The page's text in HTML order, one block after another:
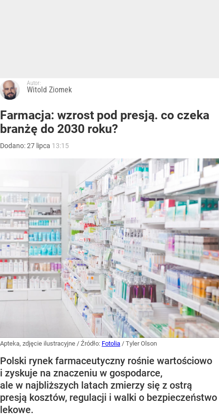
Autor:
Witold Ziomek
Farmacja: wzrost pod presją. co czeka
branżę do 2030 roku?
Dodano:27 lipca 13:15
Apteka, zdjęcie ilustracyjne / Źródło: Fotolia / Tyler Olson
Polski rynek farmaceutyczny rośnie wartościowo
i zyskuje na znaczeniu w gospodarce,
ale w najbliższych latach zmierzy się z ostrą
presją kosztów, regulacji i walki o bezpieczeństwo
lekowe.